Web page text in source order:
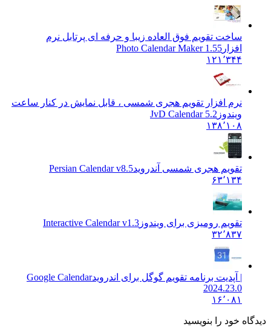
ساخت تقویم فوق العاده زیبا و حرفه ای پرتابل نرم
Photo Calendar Maker 1.55
۱۲۱٬۳۴۴
نرم افزار تقویم هجری شمسی ، قابل نمایش در کنار ساعت
JvD Calendar 5.2
۱۳۸٬۱۰۸
تقویم هجری شمسی آندروید Persian Calendar v8.5
۶۳٬۱۳۴
تقویم رومیزی برای ویندوز Interactive Calendar v1.3
۳۲٬۸۳۷
| آپدیت برنامه تقویم گوگل برای اندروید Google Calendar
2024.23.0
۱۶٬۰۸۱
خود را بنویسید